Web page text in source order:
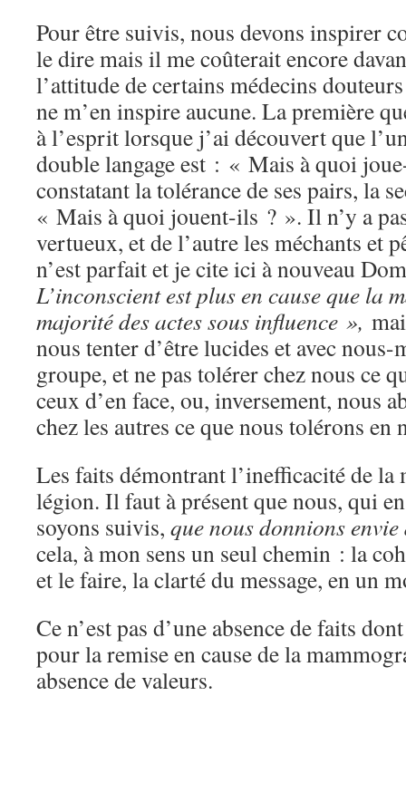
Pour être suivis, nous devons inspirer
le dire mais il me coûterait encore
l’attitude de certains médecins
ne m’en inspire aucune. La première
à l’esprit lorsque j’ai découvert que
double langage est : « Mais à quoi
constatant la tolérance de ses pairs, la
« Mais à quoi jouent-ils ? ». Il n’y a
vertueux, et de l’autre les méchants et
n’est parfait et je cite ici à nouveau
L’inconscient est plus en cause que la
majorité des actes sous influence »,
nous tenter d’être lucides et avec nous-
groupe, et ne pas tolérer chez nous ce
ceux d’en face, ou, inversement, nous
chez les autres ce que nous tolérons en
Les faits démontrant l’inefficacité de la
légion. Il faut à présent que nous, qui
soyons suivis, que nous donnions envie
cela, à mon sens un seul chemin : la
et le faire, la clarté du message, en un
Ce n’est pas d’une absence de faits
pour la remise en cause de la
absence de valeurs.